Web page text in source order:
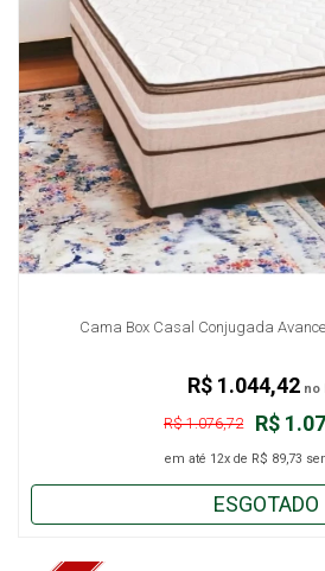
Cama Box Casal Conjugada
R$
R$ 1.076,72
em até 12x de R$ 89,73
R$ 1.044,42no
ESGOTADO